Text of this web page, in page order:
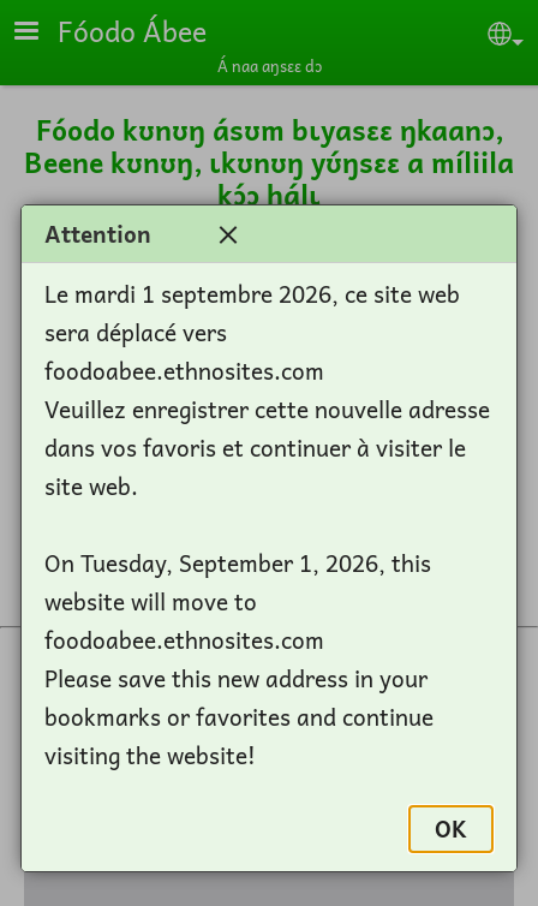
Skip to main content
Fóodo Ábee
Á naa aŋsɛɛ dɔ
Fóodo kʊnʊŋ ásʊm bɩyasɛɛ ŋkaanɔ,
Beene kʊnʊŋ, ɩkʊnʊŋ yʊ́ŋsɛɛ a míliila
kɔ́ɔ hálɩ
Kɩlɩ kʊnʊŋ katakaladaya ba yásɩ káa-ásʊm
Journal of West African Languages en 2009
(XXXVI.1-2) sa M. PLUNKETT Gray. Fʊ́ ŋ́ nɛ́ɛ
nú ŋ́giliisi kʊnʊŋ, ɩ nɛ́ɛ yásɩ sa fʊ́ Fóodo kʊnʊŋ
cʊ́fɔɔ.
Plunkett, Gray C. 2009. An Overview of
West African Languages XXXVI.1-2:107-138
Attention
Le mardi 1 septembre 2026, ce site web
sera déplacé vers
foodoabee.ethnosites.com
Veuillez enregistrer cette nouvelle adresse
dans vos favoris et continuer à visiter le
site web.
On Tuesday, September 1, 2026, this
website will move to
foodoabee.ethnosites.com
Please save this new address in your
bookmarks or favorites and continue
visiting the website!
OK